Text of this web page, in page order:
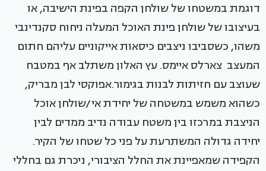
דוגמת במשטחו של שולחן הקפה בפינת הישיבה, או
בעיצובו של שולחן פינת האוכל המעלה ניחוח סקנדינבי
משהו, כשסביבו ניצבים כיסאות אייקוניים עליהם חתום
המעצב צארלס איימס. עץ האלון משתלב אף במטבח
שעוצב עם חזיתות לבנות בגימור.אפוקסי לבן מבריק,
כשהוא משמש במשטחה של יחידת אי/שולחן אוכל
הניצבת במרכזו בין משטח עבודה נדיב ממדים לבין
יחידה גדולה המשתרעת על פני כל שטחו של הקיר.
הקפידה שמאפיינת את החלל הציבורי, ניכרת גם בחללי